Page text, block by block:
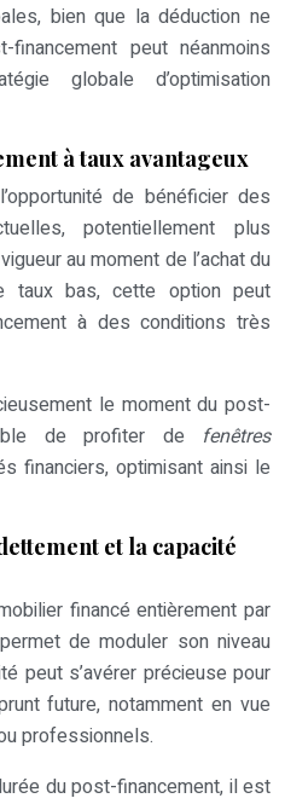
bien que la déduction ne
peut néanmoins
globale d’optimisation
à taux avantageux
de bénéficier des
potentiellement plus
au moment de l’achat du
taux bas, cette option peut
à des conditions très
le moment du post-
de profiter de fenêtres
financiers, optimisant ainsi le
et la capacité
financé entièrement par
de moduler son niveau
peut s’avérer précieuse pour
future, notamment en vue
professionnels.
du post-financement, il est